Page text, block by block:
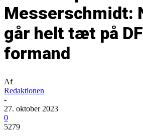
Messerschmidt:
går helt tæt på
formand
Af
Redaktionen
-
27. oktober 2023
0
5279